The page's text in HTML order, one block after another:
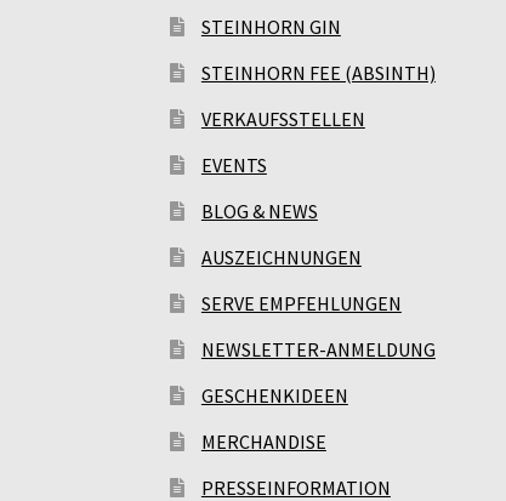
STEINHORN GIN
STEINHORN FEE (ABSINTH)
VERKAUFSSTELLEN
EVENTS
BLOG & NEWS
AUSZEICHNUNGEN
SERVE EMPFEHLUNGEN
NEWSLETTER-ANMELDUNG
GESCHENKIDEEN
MERCHANDISE
PRESSEINFORMATION